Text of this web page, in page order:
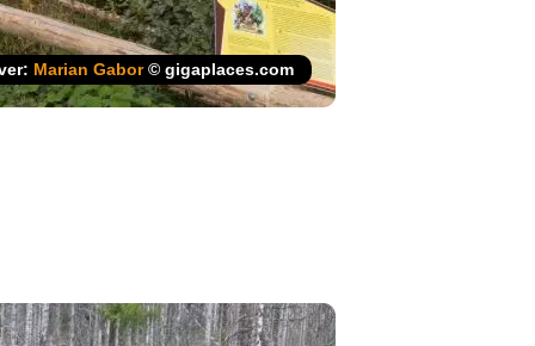
Marian Gabor© gigaplaces.com